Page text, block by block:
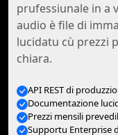
prufessiunale in a
audio è file di
lucidatu cù prezzi
chiara.
API REST di
Documentazione
Prezzi mensili
Supportu Enterprise